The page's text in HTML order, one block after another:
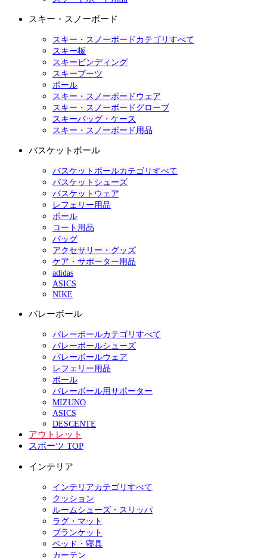
スキー・スノーボード
スキー・スノーボードカテゴリすべて
スキー板
スキービンディング
スキーブーツ
ポール
スキー・スノーボードウェア
スキー・スノーボードグローブ
スキーバッグ・ケース
スキー・スノーボード用品
バスケットボール
バスケットボールカテゴリすべて
バスケットシューズ
バスケットウェア
レフェリー用品
ボール
コート用品
バッグ
アクセサリー・グッズ
ケア・サポーター用品
adidas
ASICS
NIKE
バレーボール
バレーボールカテゴリすべて
バレーボールシューズ
バレーボールウェア
レフェリー用品
ボール
バレーボール用サポーター
MIZUNO
ASICS
DESCENTE
アウトレット
スポーツ TOP
インテリア
インテリアカテゴリすべて
クッション
ルームシューズ・スリッパ
ラグ・マット
ブランケット
ベッド・寝具
カーテン